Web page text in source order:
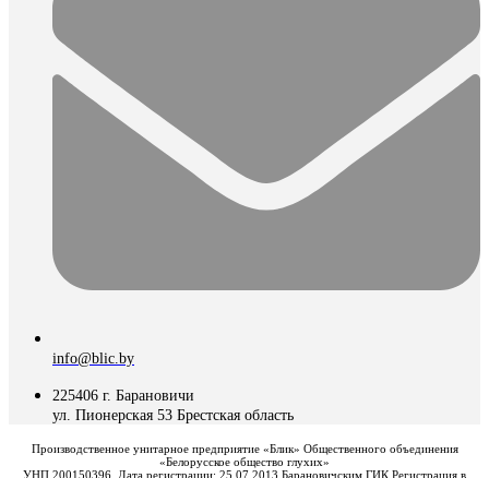
info@blic.by
225406 г. Барановичи
ул. Пионерская 53 Брестская область
Производственное унитарное предприятие «Блик» Общественного объединения
«Белорусское общество глухих»
УНП 200150396. Дата регистрации: 25.07.2013 Барановичским ГИК Регистрация в